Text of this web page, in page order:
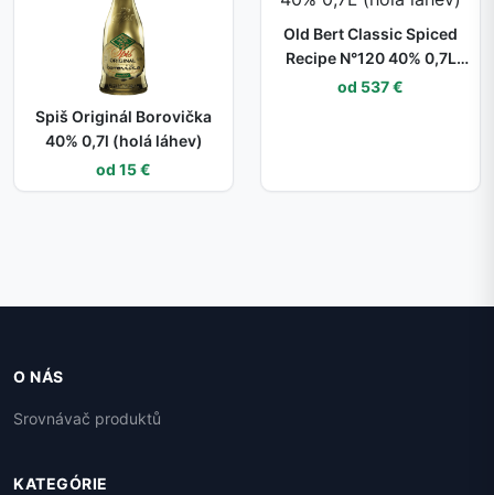
Spiš Originál Borovička
40% 0,7l (holá láhev)
od 15 €
Old Bert Classic Spiced
Recipe N°120 40% 0,7L
(holá láhev)
od 537 €
O NÁS
Srovnávač produktů
KATEGÓRIE